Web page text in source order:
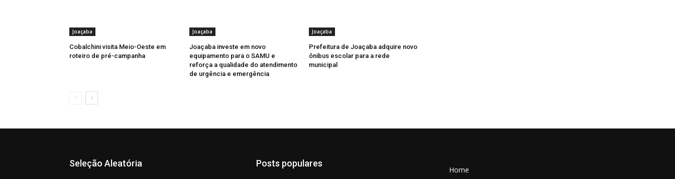
Joaçaba
Cobalchini visita Meio-Oeste em
roteiro de pré-campanha
Joaçaba
Joaçaba investe em novo
equipamento para o SAMU e
reforça a qualidade do atendimento
de urgência e emergência
Joaçaba
Prefeitura de Joaçaba adquire novo
ônibus escolar para a rede
municipal
Seleção Aleatória Posts populares
Home